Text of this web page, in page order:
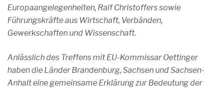
Europaangelegenheiten, Ralf Christoffers sowie
Führungskräfte aus Wirtschaft, Verbänden,
Gewerkschaften und Wissenschaft.
Anlässlich des Treffens mit EU-Kommissar Oettinger
haben die Länder Brandenburg, Sachsen und Sachsen-
Anhalt eine gemeinsame Erklärung zur Bedeutung der